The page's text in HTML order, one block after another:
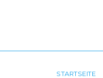
STARTSEITE